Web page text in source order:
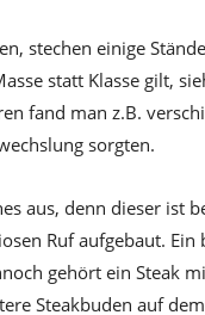
stechen einige
statt Klasse gilt,
fand man z.B.
sorgten.
aus, denn dieser ist
Ruf aufgebaut. Ein
gehört ein Steak
Steakbuden auf